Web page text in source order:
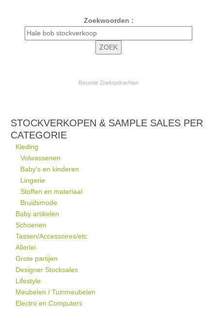
Zoekwoorden :
Recente Zoekopdrachten
STOCKVERKOPEN & SAMPLE SALES PER
CATEGORIE
Kleding
Volwassenen
Baby's en kinderen
Lingerie
Stoffen en materiaal
Bruidsmode
Baby artikelen
Schoenen
Tassen/Accessoires/etc
Allerlei
Grote partijen
Designer Stocksales
Lifestyle
Meubelen / Tuinmeubelen
Electro en Computers